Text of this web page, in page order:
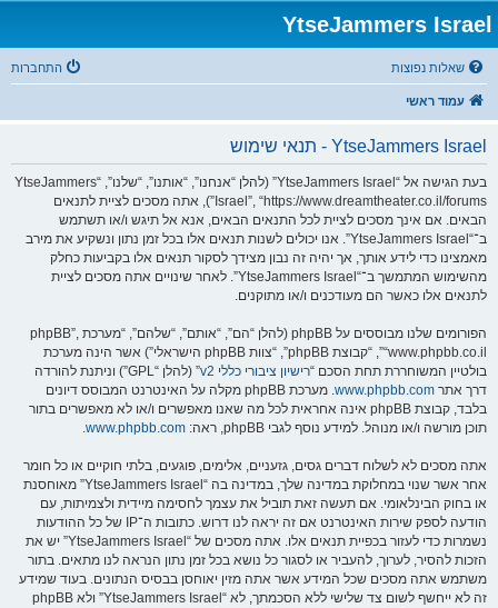
YtseJammers Israel
שאלות נפוצות התחברות
עמוד ראשי
YtseJammers Israel - תנאי שימוש
בעת הגישה אל “YtseJammers Israel” (להלן “אנחנו”, “אותנו”, “שלנו”, “YtseJammers
Israel”, “https://www.dreamtheater.co.il/forums”), אתה מסכים לציית לתנאים
הבאים. אם אינך מסכים לציית לכל התנאים הבאים, אנא אל תיגש ו/או תשתמש
ב־“YtseJammers Israel”. אנו יכולים לשנות תנאים אלו בכל זמן נתון ונשקיע את מירב
מאמצינו כדי לידע אותך, אך יהיה זה נבון מצידך לסקור תנאים אלו בקביעות כחלק
מהשימוש המתמשך ב־“YtseJammers Israel”. לאחר שינויים אתה מסכים לציית
לתנאים אלו כאשר הם מעודכנים ו/או מתוקנים.
הפורומים שלנו מבוססים על phpBB (להלן “הם”, “אותם”, “שלהם”, “מערכת phpBB”,
“www.phpbb.co.il”, “קבוצת phpBB”, “צוות phpBB הישראלי”) אשר הינה מערכת
בולטיין המשוחררת תחת הסכם “רישיון ציבורי כללי v2
” (להלן “GPL”) וניתנת להורדה
דרך אתר www.phpbb.com
. מערכת phpBB מקלה על האינטרנט המבוסס דיונים
בלבד, קבוצת phpBB אינה אחראית לכל מה שאנו מאפשרים ו/או לא מאפשרים בתור
תוכן מורשה ו/או מנוהל. למידע נוסף לגבי phpBB, ראה:
www.phpbb.com
.
אתה מסכים לא לשלוח דברים גסים, גזעניים, אלימים, פוגעים, בלתי חוקיים או כל חומר
אחר אשר שנוי במחלוקת במדינה שלך, במדינה בה “YtseJammers Israel” מאוחסנת
או בחוק הבינלאומי. אם תעשה זאת תוביל את עצמך לחסימה מיידית ולצמיתות, עם
הודעה לספק שירות האינטרנט אם זה יראה לנו דרוש. כתובות ה־IP של כל ההודעות
נשמרות כדי לעזור בכפיית תנאים אלו. אתה מסכים של “YtseJammers Israel” יש את
הזכות להסיר, לערוך, להעביר או לסגור כל נושא בכל זמן נתון הנראה לנו מתאים. בתור
משתמש אתה מסכים שכל המידע אשר אתה מזין יאוחסן בבסיס הנתונים. בעוד שמידע
זה לא ייחשף לשום צד שלישי ללא הסכמתך, לא “YtseJammers Israel” ולא phpBB